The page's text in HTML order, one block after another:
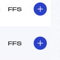
FFS
FFS